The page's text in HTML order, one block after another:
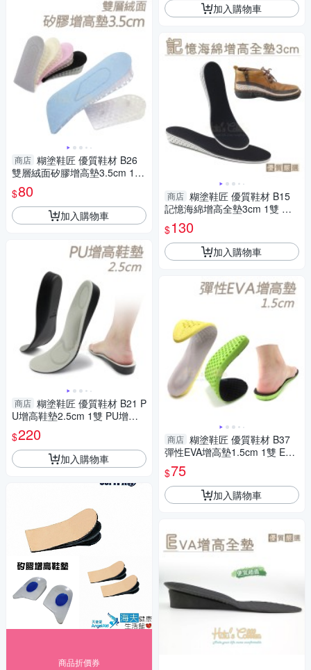
商店 糊塗鞋匠 優質鞋材 B26
雙層絨面矽膠增高墊3.5cm 1雙
雙層增高墊 矽膠增高墊 矽膠增
高半墊
$80
加入購物車
商店 糊塗鞋匠 優質鞋材 B21 P
U增高鞋墊2.5cm 1雙 PU增高
墊 記憶棉鞋墊 PU鞋墊 足弓增
高墊
$220
加入購物車
商品折價券
加入購物車
商店 糊塗鞋匠 優質鞋材 B15
記憶海綿增高全墊3cm 1雙 增
高鞋墊 記憶綿增高全墊 EVA增
高鞋墊 EVA增高墊
$130
加入購物車
商店 糊塗鞋匠 優質鞋材 B37
彈性EVA增高墊1.5cm 1雙 EVA
蜂窩增高墊 蜂窩增高墊
$75
加入購物車